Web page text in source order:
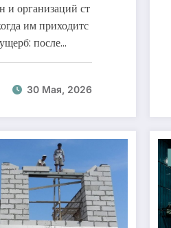
и организаций ст
им приходитс
после…
30 Мая, 2026